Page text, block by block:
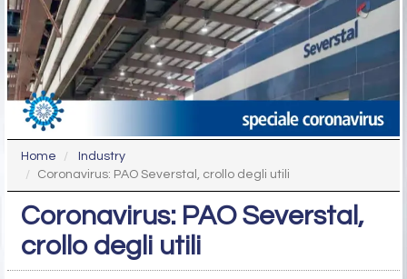
Home
Industry
Coronavirus: PAO Severstal, crollo degli utili
Coronavirus: PAO Severstal,
crollo degli utili